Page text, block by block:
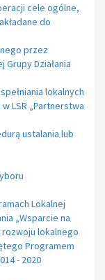
cele ogólne,
do
przez
Grupy Działania
lokalnych
LSR „Partnerstwa
ustalania lub
Lokalnej
„Wsparcie na
lokalnego
Programem
- 2020